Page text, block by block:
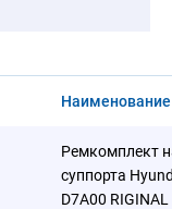
Наименование
Ремкомплект
суппорта
D7A00 RIGINAL